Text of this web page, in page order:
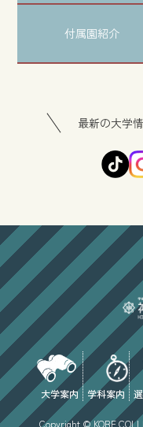
付属園紹介
最新の大学
大学案内 学科案内
Copyright © KOBE